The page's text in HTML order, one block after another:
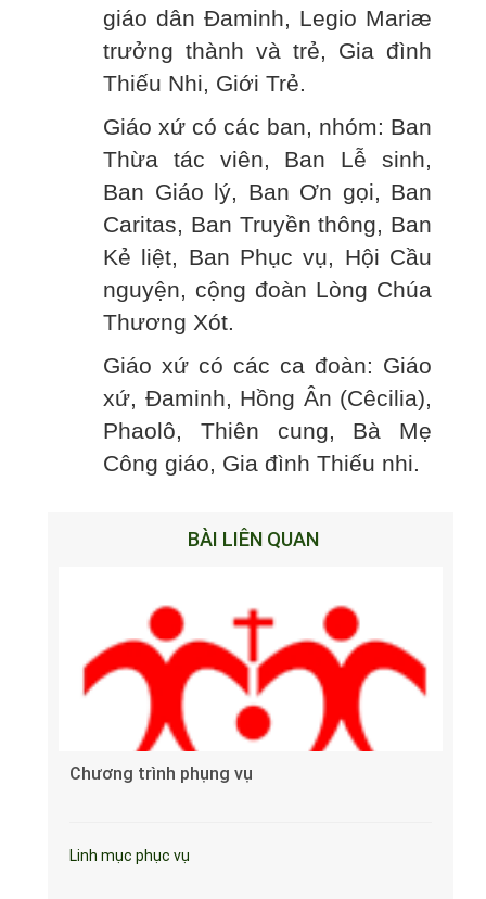
giáo dân Đaminh, Legio Mariæ
trưởng thành và trẻ, Gia đình
Thiếu Nhi, Giới Trẻ.
Giáo xứ có các ban, nhóm: Ban
Thừa tác viên, Ban Lễ sinh,
Ban Giáo lý, Ban Ơn gọi, Ban
Caritas, Ban Truyền thông, Ban
Kẻ liệt, Ban Phục vụ, Hội Cầu
nguyện, cộng đoàn Lòng Chúa
Thương Xót.
Giáo xứ có các ca đoàn: Giáo
xứ, Đaminh, Hồng Ân (Cêcilia),
Phaolô, Thiên cung, Bà Mẹ
Công giáo, Gia đình Thiếu nhi.
BÀI LIÊN QUAN
Chương trình phụng vụ
Linh mục phục vụ